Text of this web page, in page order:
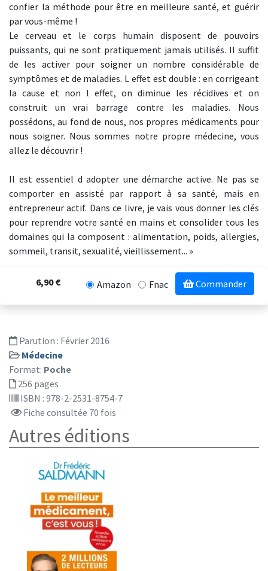
confier la méthode pour être en meilleure santé, et guérir
par vous-même !
Le cerveau et le corps humain disposent de pouvoirs
puissants, qui ne sont pratiquement jamais utilisés. Il suffit
de les activer pour soigner un nombre considérable de
symptômes et de maladies. L effet est double : en corrigeant
la cause et non l effet, on diminue les récidives et on
construit un vrai barrage contre les maladies. Nous
possédons, au fond de nous, nos propres médicaments pour
nous soigner. Nous sommes notre propre médecine, vous
allez le découvrir !
Il est essentiel d adopter une démarche active. Ne pas se
comporter en assisté par rapport à sa santé, mais en
entrepreneur actif. Dans ce livre, je vais vous donner les clés
pour reprendre votre santé en mains et consolider tous les
domaines qui la composent : alimentation, poids, allergies,
sommeil, transit, sexualité, vieillissement... »
6,90 € Amazon Fnac Commander
Parution : Février 2016
Médecine
Format: Poche
256 pages
ISBN : 978-2-2531-8754-7
Fiche consultée 70 fois
Autres éditions